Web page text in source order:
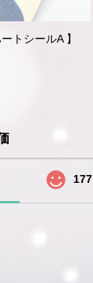
トシールA 】
177